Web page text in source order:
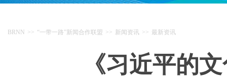
BRNN >> “一带一路”新闻合作联盟 >> 新闻资讯 >> 最新资讯
《习近平的